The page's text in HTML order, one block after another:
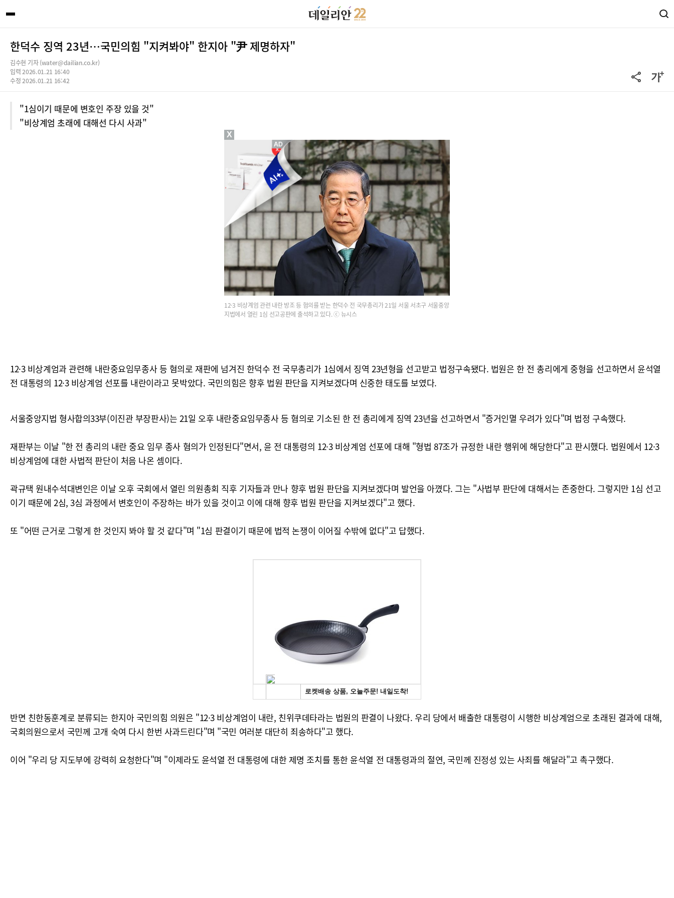
한덕수 징역 23년…국민의힘 "지켜봐야" 한지아 "尹 제명하자"
김수현 기자 (water@dailian.co.kr)
입력 2026.01.21 16:40
수정 2026.01.21 16:42
"1심이기 때문에 변호인 주장 있을 것"
"비상계엄 초래에 대해선 다시 사과"
12·3 비상계엄 관련 내란 방조 등 혐의를 받는 한덕수 전 국무총리가 21일 서울 서초구 서울중앙
지법에서 열린 1심 선고공판에 출석하고 있다. ⓒ 뉴시스
12·3 비상계엄과 관련해 내란중요임무종사 등 혐의로 재판에 넘겨진 한덕수 전 국무총리가 1심에서 징역 23년형을 선고받고 법정구속됐다. 법원은 한 전 총리에게 중형을 선고하면서 윤석열
전 대통령의 12·3 비상계엄 선포를 내란이라고 못박았다. 국민의힘은 향후 법원 판단을 지켜보겠다며 신중한 태도를 보였다.
서울중앙지법 형사합의33부(이진관 부장판사)는 21일 오후 내란중요임무종사 등 혐의로 기소된 한 전 총리에게 징역 23년을 선고하면서 "증거인멸 우려가 있다"며 법정 구속했다.
재판부는 이날 "한 전 총리의 내란 중요 임무 종사 혐의가 인정된다"면서, 윤 전 대통령의 12·3 비상계엄 선포에 대해 "형법 87조가 규정한 내란 행위에 해당한다"고 판시했다. 법원에서 12·3
비상계엄에 대한 사법적 판단이 처음 나온 셈이다.
곽규택 원내수석대변인은 이날 오후 국회에서 열린 의원총회 직후 기자들과 만나 향후 법원 판단을 지켜보겠다며 발언을 아꼈다. 그는 "사법부 판단에 대해서는 존중한다. 그렇지만 1심 선고
이기 때문에 2심, 3심 과정에서 변호인이 주장하는 바가 있을 것이고 이에 대해 향후 법원 판단을 지켜보겠다"고 했다.
또 "어떤 근거로 그렇게 한 것인지 봐야 할 것 같다"며 "1심 판결이기 때문에 법적 논쟁이 이어질 수밖에 없다"고 답했다.
반면 친한동훈계로 분류되는 한지아 국민의힘 의원은 "12·3 비상계엄이 내란, 친위쿠데타라는 법원의 판결이 나왔다. 우리 당에서 배출한 대통령이 시행한 비상계엄으로 초래된 결과에 대해,
국회의원으로서 국민께 고개 숙여 다시 한번 사과드린다"며 "국민 여러분 대단히 죄송하다"고 했다.
이어 "우리 당 지도부에 강력히 요청한다"며 "이제라도 윤석열 전 대통령에 대한 제명 조치를 통한 윤석열 전 대통령과의 절연, 국민께 진정성 있는 사죄를 해달라"고 촉구했다.
X